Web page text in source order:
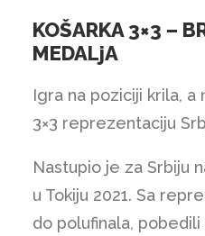
KOŠARKA 3×3 –
MEDALjA
Igra na poziciji krila, a
3×3 reprezentaciju
Nastupio je za Srbiju
u Tokiju 2021. Sa
do polufinala,